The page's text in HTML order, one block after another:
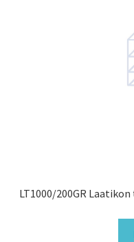
LT1000/200GR